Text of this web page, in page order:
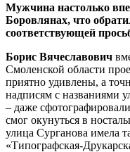
Мужчина настолько
Боровлянах, что
соответствующей
Борис Вячеславович
Смоленской области
приятно удивлены, а
надписям с названиями
– даже
смог окунуться в
улица Сурганова имела
«Типографская-